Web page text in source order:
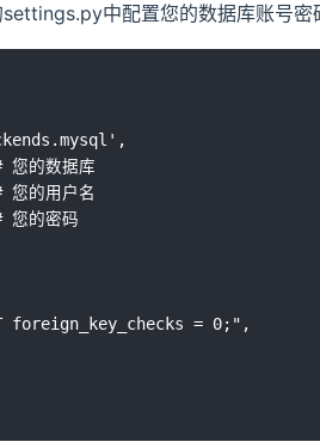
中配置您的数据库账号密
的数据库
的用户名
的密码
foreign_key_checks = 0;",